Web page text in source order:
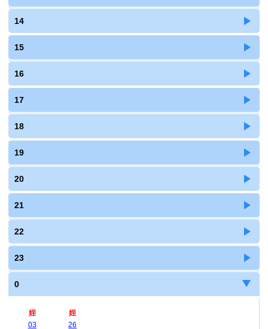
14
15
16
17
18
19
20
21
22
23
0
姪
03
姪
26